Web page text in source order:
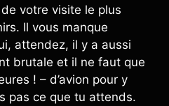
votre visite le plus
Il vous manque
attendez, il y a aussi
brutale et il ne faut que
! – d’avion pour y
pas ce que tu attends.